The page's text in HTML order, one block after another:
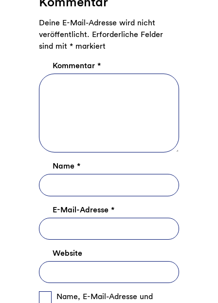
Deine E-Mail-Adresse wird nicht
veröffentlicht. Erforderliche Felder
sind mit *markiert
Kommentar *
Name *
E-Mail-Adresse *
Website
Name, E-Mail-Adresse und